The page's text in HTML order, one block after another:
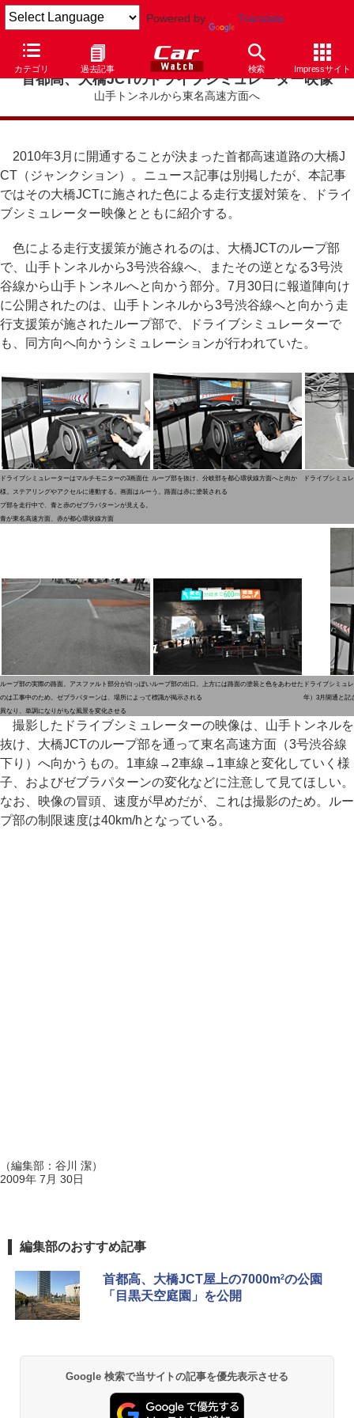
Powered by Translate
カテゴリ 過去記事 検索 Impressサイト
首都高、大橋JCTのドライブシミュレーター映像
山手トンネルから東名高速方面へ
2010年3月に開通することが決まった首都高速道路の大橋J
CT（ジャンクション）。ニュース記事は別掲したが、本記事
ではその大橋JCTに施された色による走行支援対策を、ドライ
ブシミュレーター映像とともに紹介する。
色による走行支援策が施されるのは、大橋JCTのループ部
で、山手トンネルから3号渋谷線へ、またその逆となる3号渋
谷線から山手トンネルへと向かう部分。7月30日に報道陣向け
に公開されたのは、山手トンネルから3号渋谷線へと向かう走
行支援策が施されたループ部で、ドライブシミュレーターで
も、同方向へ向かうシミュレーションが行われていた。
ドライブシミュレーターはマルチモニターの3画面仕
様。ステアリングやアクセルに連動する。画面はルー
プ部を走行中で、青と赤のゼブラパターンが見える。
青が東名高速方面、赤が都心環状線方面
ループ部を抜け、分岐部を都心環状線方面へと向か
う。路面は赤に塗装される
ドライブシミュ
ループ部の実際の路面。アスファルト部分が白っぽい
のは工事中のため。ゼブラパターンは、場所によって
異なり、単調になりがちな風景を変化させる
ループ部の出口。上方には路面の塗装と色をあわせた
標識が掲示される
ドライブシミュ
年）3月開通と記
撮影したドライブシミュレーターの映像は、山手トンネルを
抜け、大橋JCTのループ部を通って東名高速方面（3号渋谷線
下り）へ向かうもの。1車線→2車線→1車線と変化していく様
子、およびゼブラパターンの変化などに注意して見てほしい。
なお、映像の冒頭、速度が早めだが、これは撮影のため。ルー
プ部の制限速度は40km/hとなっている。
（編集部：谷川 潔）
2009年 7月 30日
編集部のおすすめ記事
首都高、大橋JCT屋上の7000m2の公園
「目黒天空庭園」を公開
Google 検索で当サイトの記事を優先表示させる